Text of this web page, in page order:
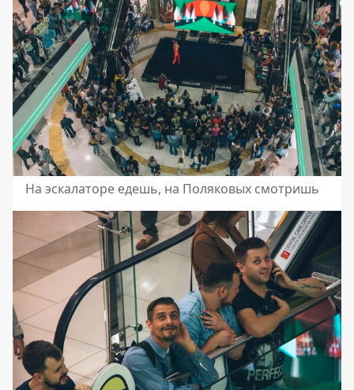
На эскалаторе едешь, на Поляковых смотришь